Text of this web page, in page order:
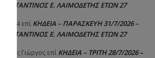
ΚΩΝΣΤΑΝΤΙΝΟΣ Ε. ΛΑΙΜΟΔΕΤΗΣ ΕΤΩΝ 27
Raniad4 επί ΚΗΔΕΙΑ – ΠΑΡΑΣΚΕΥΗ 31/7/2026 –
ΚΩΝΣΤΑΝΤΙΝΟΣ Ε. ΛΑΙΜΟΔΕΤΗΣ ΕΤΩΝ 27
Σιούτης Γιώργος επί ΚΗΔΕΙΑ – ΤΡΙΤΗ 28/7/2026 –